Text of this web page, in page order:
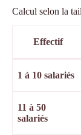
Calcul selon la
Effectif
1 à 10 salariés
11 à 50
salariés